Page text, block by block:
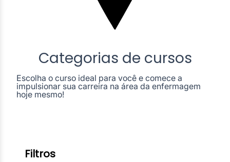
Categorias de cursos
Escolha o curso ideal para você e comece a
impulsionar sua carreira na área da enfermagem
hoje mesmo!
Filtros